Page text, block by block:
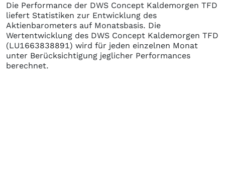
Die Performance der DWS Concept Kaldemorgen TFD
liefert Statistiken zur Entwicklung des
Aktienbarometers auf Monatsbasis. Die
Wertentwicklung des DWS Concept Kaldemorgen TFD
(LU1663838891) wird für jeden einzelnen Monat
unter Berücksichtigung jeglicher Performances
berechnet.